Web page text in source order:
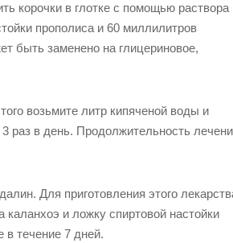
корочки в глотке с помощью раствора
прополиса и 60 миллилитров
быть заменено на глицериновое,
возьмите литр кипяченой воды и
раз в день. Продолжительность
Для приготовления этого
и ложку спиртовой настойки
в течение 7 дней.